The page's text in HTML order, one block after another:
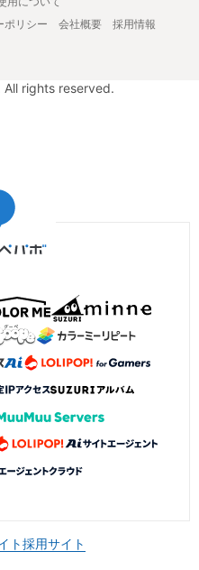
ポリシー 会社概要
採用情報
rights reserved.
ト採用サイト